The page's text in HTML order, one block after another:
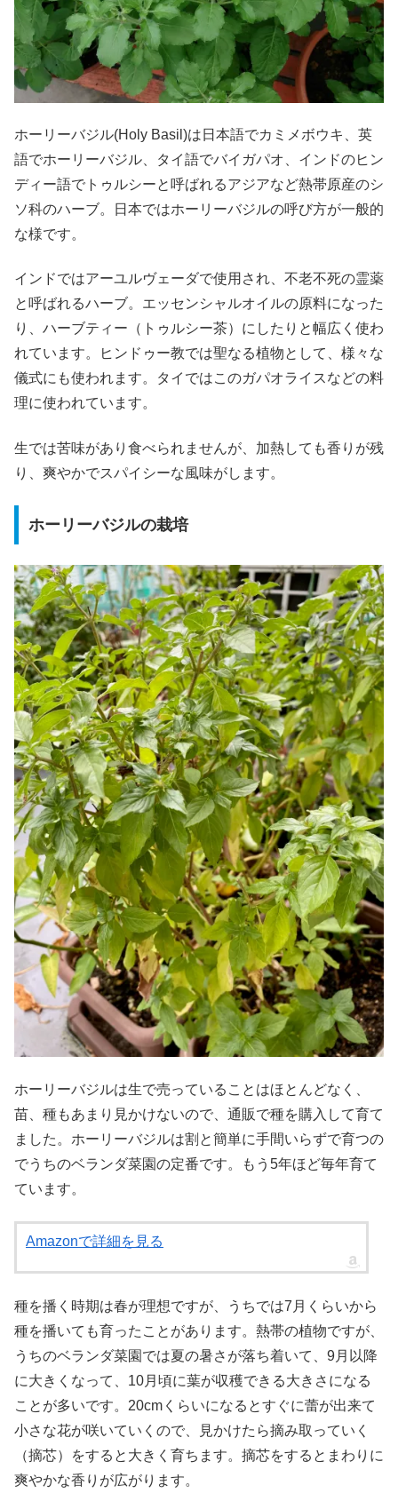
ホーリーバジル(Holy Basil)は日本語でカミメボウキ、英
語でホーリーバジル、タイ語でバイガパオ、インドのヒン
ディー語でトゥルシーと呼ばれるアジアなど熱帯原産のシ
ソ科のハーブ。日本ではホーリーバジルの呼び方が一般的
な様です。
インドではアーユルヴェーダで使用され、不老不死の霊薬
と呼ばれるハーブ。エッセンシャルオイルの原料になった
り、ハーブティー（トゥルシー茶）にしたりと幅広く使わ
れています。ヒンドゥー教では聖なる植物として、様々な
儀式にも使われます。タイではこのガパオライスなどの料
理に使われています。
生では苦味があり食べられませんが、加熱しても香りが残
り、爽やかでスパイシーな風味がします。
ホーリーバジルの栽培
ホーリーバジルは生で売っていることはほとんどなく、
苗、種もあまり見かけないので、通販で種を購入して育て
ました。ホーリーバジルは割と簡単に手間いらずで育つの
でうちのベランダ菜園の定番です。もう5年ほど毎年育て
ています。
Amazonで詳細を見る
種を播く時期は春が理想ですが、うちでは7月くらいから
種を播いても育ったことがあります。熱帯の植物ですが、
うちのベランダ菜園では夏の暑さが落ち着いて、9月以降
に大きくなって、10月頃に葉が収穫できる大きさになる
ことが多いです。20cmくらいになるとすぐに蕾が出来て
小さな花が咲いていくので、見かけたら摘み取っていく
（摘芯）をすると大きく育ちます。摘芯をするとまわりに
爽やかな香りが広がります。